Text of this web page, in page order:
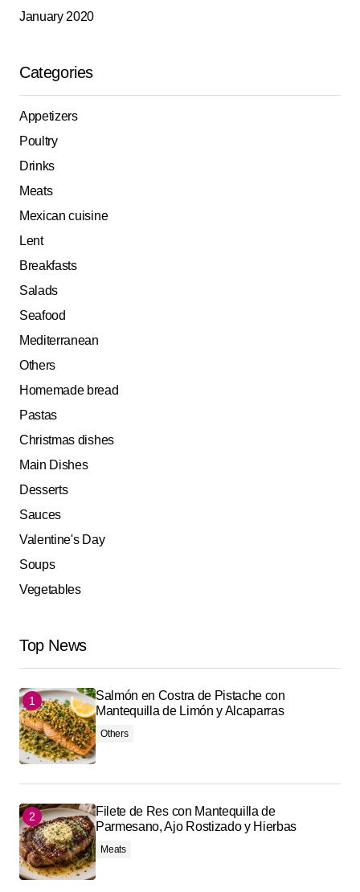
January 2020
Categories
Appetizers
Poultry
Drinks
Meats
Mexican cuisine
Lent
Breakfasts
Salads
Seafood
Mediterranean
Others
Homemade bread
Pastas
Christmas dishes
Main Dishes
Desserts
Sauces
Valentine's Day
Soups
Vegetables
Top News
Salmón en Costra de Pistache con
Mantequilla de Limón y Alcaparras
Others
Filete de Res con Mantequilla de
Parmesano, Ajo Rostizado y Hierbas
Meats